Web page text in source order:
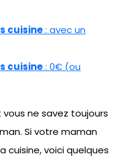
cuisine: avec un
cuisine: 0€ (ou
ne savez toujours
Si votre maman
cuisine, voici quelques